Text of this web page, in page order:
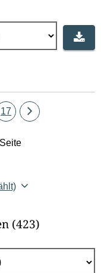
Seite
17
Eine
(423)